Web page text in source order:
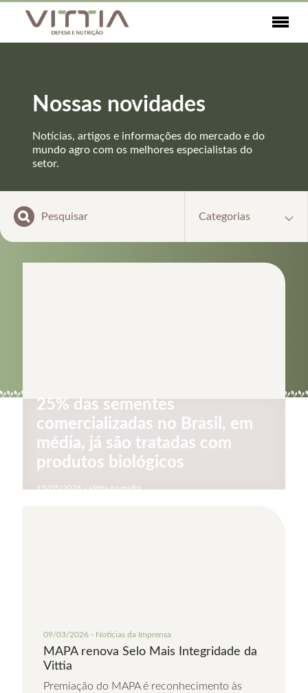
Nossas novidades
Notícias, artigos e informações do mercado e do
mundo agro com os melhores especialistas do
setor.
Categorias
25% das sementes
comercializadas no Brasil, em
média, já são tratadas com
produtos biológicos
13/05/2026 - Vittia na mídia
09/03/2026 - Notícias da Imprensa
MAPA renova Selo Mais Integridade da
Vittia
Premiação do MAPA é reconhecimento às